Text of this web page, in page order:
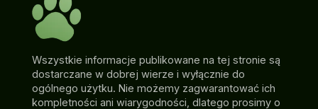
Wszystkie informacje publikowane na tej stronie są
dostarczane w dobrej wierze i wyłącznie do
ogólnego użytku. Nie możemy zagwarantować ich
kompletności ani wiarygodności, dlatego prosimy o